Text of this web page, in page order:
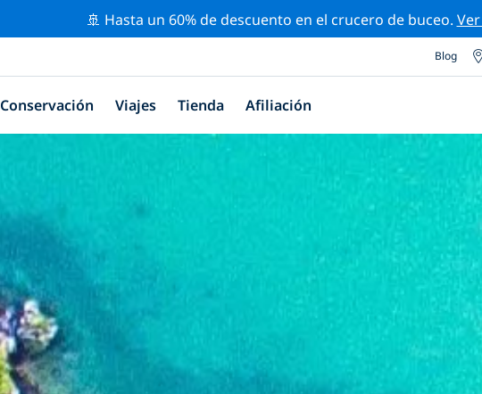
🚢 Hasta un 60% de descuento en el crucero de buceo.
Blog
Conservación Viajes Tienda Afiliación